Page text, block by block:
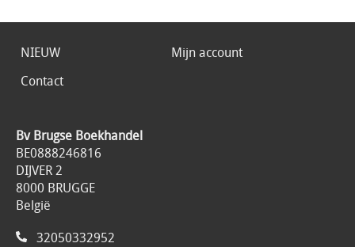
NIEUW
Mijn account
Contact
Bv Brugse Boekhandel
BE0888246816
DIJVER 2
8000 BRUGGE
België
32050332952